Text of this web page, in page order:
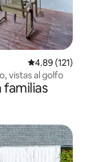
Calificación
4.89 (121)
vistas al golfo
familias